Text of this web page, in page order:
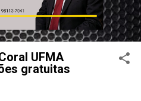
UFMA
gratuitas